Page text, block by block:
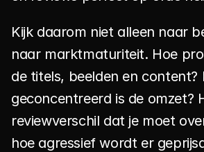
Kijk daarom niet alleen naar
naar marktmaturiteit. Hoe
de titels, beelden en content?
geconcentreerd is de omzet?
reviewverschil dat je moet
hoe agressief wordt er